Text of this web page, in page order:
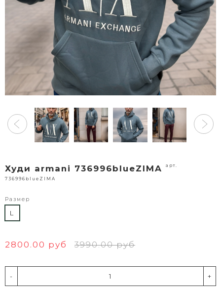
Худи armani 736996blueZIMA арт.
736996blueZIMA
Размер
L
2800.00 руб 3990.00 руб
- +